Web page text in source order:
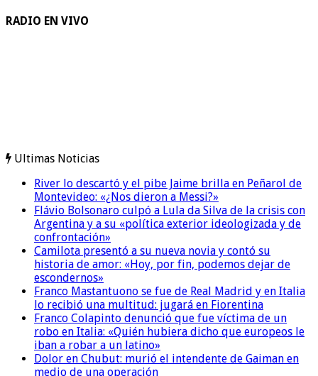
RADIO EN VIVO
Ultimas Noticias
River lo descartó y el pibe Jaime brilla en Peñarol de
Montevideo: «¿Nos dieron a Messi?»
Flávio Bolsonaro culpó a Lula da Silva de la crisis con
Argentina y a su «política exterior ideologizada y de
confrontación»
Camilota presentó a su nueva novia y contó su
historia de amor: «Hoy, por fin, podemos dejar de
escondernos»
Franco Mastantuono se fue de Real Madrid y en Italia
lo recibió una multitud: jugará en Fiorentina
Franco Colapinto denunció que fue víctima de un
robo en Italia: «Quién hubiera dicho que europeos le
iban a robar a un latino»
Dolor en Chubut: murió el intendente de Gaiman en
medio de una operación